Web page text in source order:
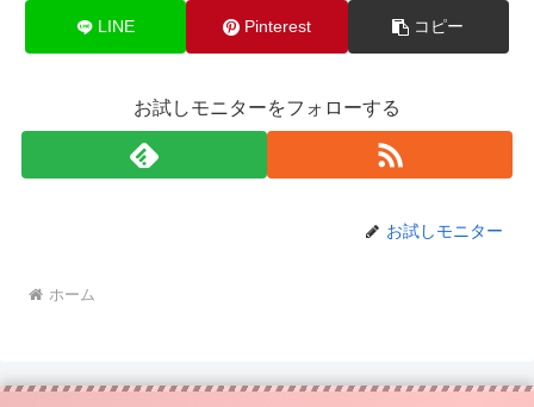
LINE Pinterest コピー
お試しモニターをフォローする
お試しモニター
ホーム